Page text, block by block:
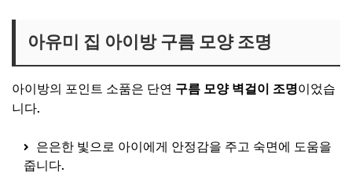
아유미 집 아이방 구름 모양 조명
아이방의 포인트 소품은 단연 구름 모양 벽걸이 조명이었습
니다.
은은한 빛으로 아이에게 안정감을 주고 숙면에 도움을
줍니다.